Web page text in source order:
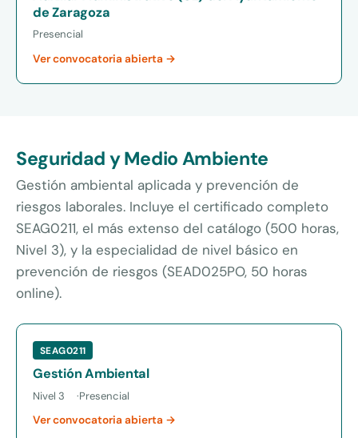
de Zaragoza
Presencial
Ver convocatoria abierta →
Seguridad y Medio Ambiente
Gestión ambiental aplicada y prevención de
riesgos laborales. Incluye el certificado completo
SEAG0211, el más extenso del catálogo (500 horas,
Nivel 3), y la especialidad de nivel básico en
prevención de riesgos (SEAD025PO, 50 horas
online).
SEAG0211
Gestión Ambiental
Nivel 3 Presencial
Ver convocatoria abierta →